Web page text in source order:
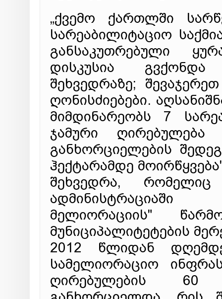
„ქვემო ქართლში
სარეაბილიტაციო
განსაკუთრებული
დისკუსია
შეხვედრაზე;
ღონისძიებები.
მიმდინარეობს 7
ჯამური
განხორციელების
ჰექტარამდე
შეხვედრა,
მელიორაციის"
მუნიციპალიტეტების
2012 წლიდან
სამელიორაციო
ღირებულების 60